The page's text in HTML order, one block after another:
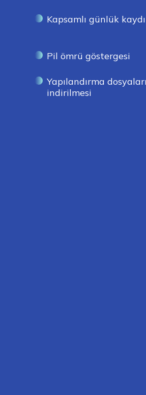
Kapsamlı günlük kaydı
Pil ömrü göstergesi
Yapılandırma
indirilmesi